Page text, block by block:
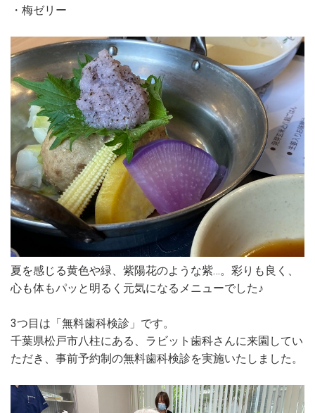
・梅ゼリー
夏を感じる黄色や緑、紫陽花のような紫…。彩りも良く、
心も体もパッと明るく元気になるメニューでした♪
3つ目は「無料歯科検診」です。
千葉県松戸市八柱にある、ラビット歯科さんに来園してい
ただき、事前予約制の無料歯科検診を実施いたしました。